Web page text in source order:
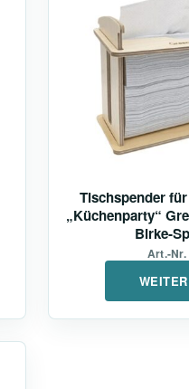
Tischspender
„Küchenparty“
Birke-
Art.-Nr.